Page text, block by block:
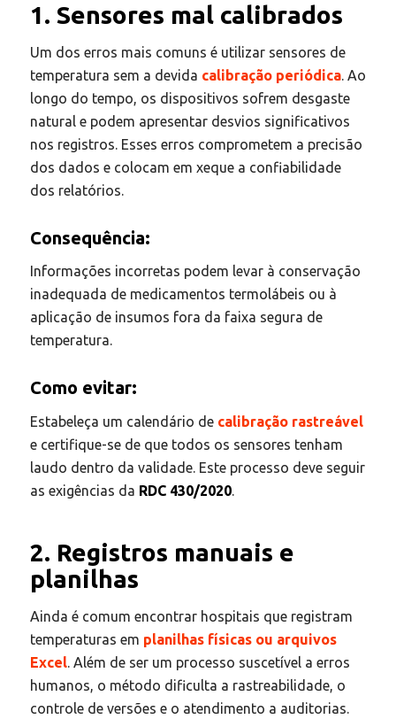
1. Sensores mal calibrados
Um dos erros mais comuns é utilizar sensores de
temperatura sem a devida calibração periódica. Ao
longo do tempo, os dispositivos sofrem desgaste
natural e podem apresentar desvios significativos
nos registros. Esses erros comprometem a precisão
dos dados e colocam em xeque a confiabilidade
dos relatórios.
Consequência:
Informações incorretas podem levar à conservação
inadequada de medicamentos termolábeis ou à
aplicação de insumos fora da faixa segura de
temperatura.
Como evitar:
Estabeleça um calendário de calibração rastreável
e certifique-se de que todos os sensores tenham
laudo dentro da validade. Este processo deve seguir
as exigências da RDC 430/2020.
2. Registros manuais e
planilhas
Ainda é comum encontrar hospitais que registram
temperaturas em planilhas físicas ou arquivos
Excel. Além de ser um processo suscetível a erros
humanos, o método dificulta a rastreabilidade, o
controle de versões e o atendimento a auditorias.